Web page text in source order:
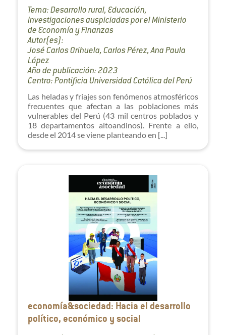
Tema: Desarrollo rural, Educación,
Investigaciones auspiciadas por el Ministerio
de Economía y Finanzas
Autor(es):
José Carlos Orihuela, Carlos Pérez, Ana Paula
López
Año de publicación: 2023
Centro: Pontificia Universidad Católica del Perú
Las heladas y friajes son fenómenos atmosféricos
frecuentes que afectan a las poblaciones más
vulnerables del Perú (43 mil centros poblados y
18 departamentos altoandinos). Frente a ello,
desde el 2014 se viene planteando en [...]
economía&sociedad: Hacia el desarrollo
político, económico y social